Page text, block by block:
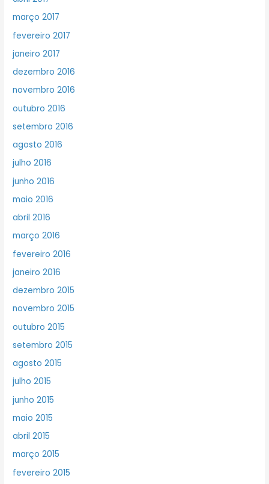
março 2017
fevereiro 2017
janeiro 2017
dezembro 2016
novembro 2016
outubro 2016
setembro 2016
agosto 2016
julho 2016
junho 2016
maio 2016
abril 2016
março 2016
fevereiro 2016
janeiro 2016
dezembro 2015
novembro 2015
outubro 2015
setembro 2015
agosto 2015
julho 2015
junho 2015
maio 2015
abril 2015
março 2015
fevereiro 2015